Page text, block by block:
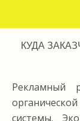
КУДА
Рекламный
системы.